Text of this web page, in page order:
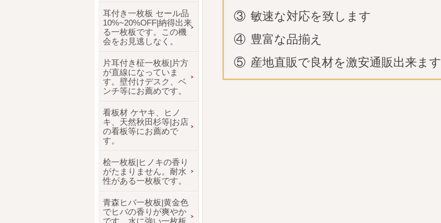
③ 敏速な対応を致します
④ 豊富な品揃え
⑤ 産地直販で良材を激安通販出来ます
耳付き一枚板 セール品
10%~20%OFF|納得出来
る一枚板です。この機
会をお見逃しなく。
片耳付き柾一枚板|片方
が直線になっていま
す。壁付けデスク、ベ
ンチ等にお薦めです。
看板材 ケヤキ、ヒノ
キ、天然秋田杉等|お店
の看板等にお薦めで
す。
桧一枚板|ヒノキの香り
がたまりません。耐水
性がある一枚板です。
青森ヒバ一枚板|黄金色
でヒバの香りが爽やか